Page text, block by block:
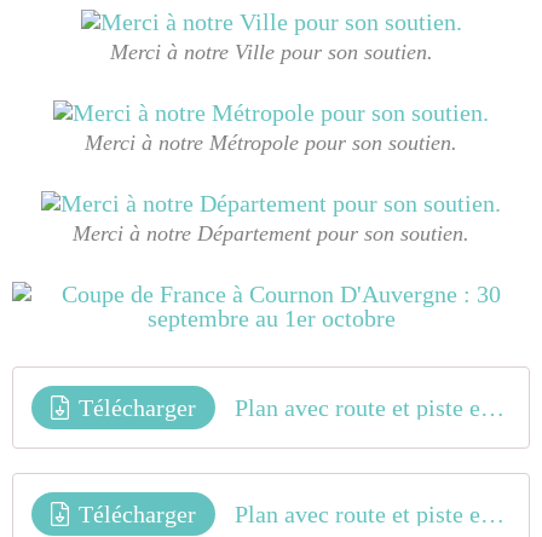
Merci à notre Ville pour son soutien.
Merci à notre Métropole pour son soutien.
Merci à notre Département pour son soutien.
Télécharger Plan avec route et piste espace pilotes Publics
Télécharger Plan avec route et piste espace pilotes PMR